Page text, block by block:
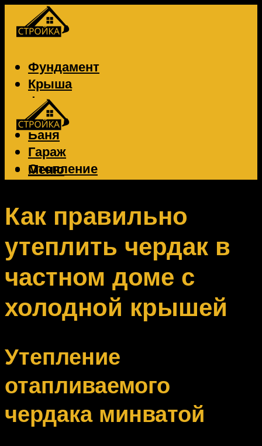
Фундамент
Крыша
Фасад
Забор
Баня
Гараж
Отопление
Вентиляция
Меню
Меню
Как правильно
утеплить чердак в
частном доме с
холодной крышей
Утепление
отапливаемого
чердака минватой